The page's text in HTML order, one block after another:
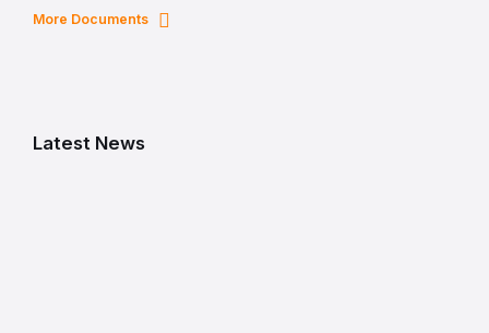
More Documents
Latest News